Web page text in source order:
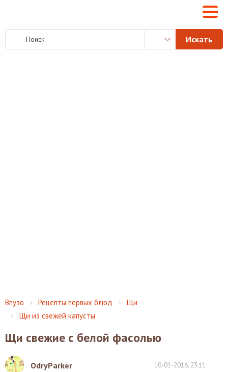
Впузо Рецепты первых блюд
Щи
Щи из свежей капусты
Щи свежие с белой фасолью
OdryParker 10-01-2016, 23:11